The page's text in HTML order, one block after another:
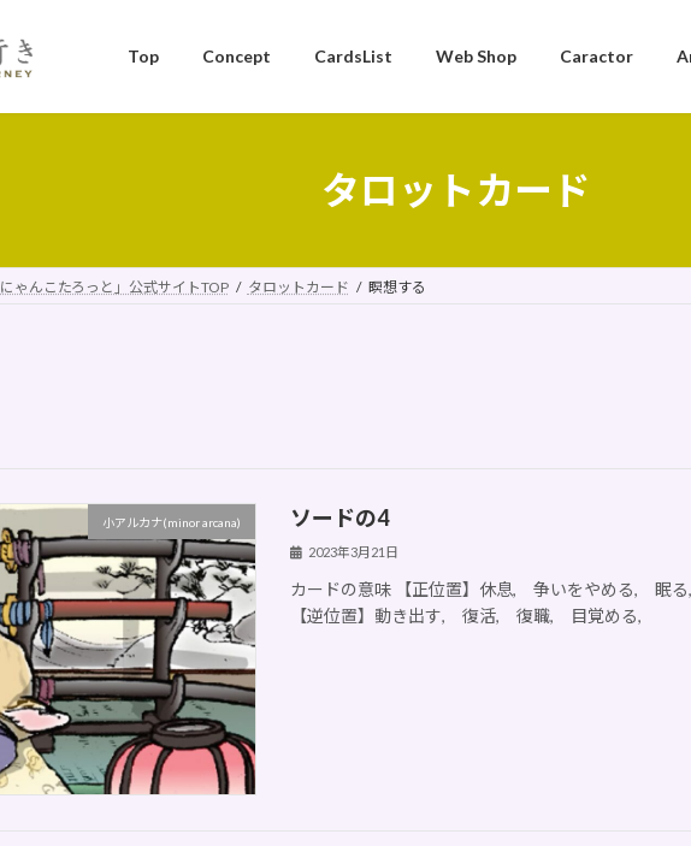
Top Concept CardsList Web Shop Caractor
タロットカード
ゃんこたろっと」公式サイトTOP タロットカード 瞑想する
小アルカナ(minor arcana) ソードの4
2023年3月21日
カードの意味 【正位置】休息, 争いをやめる,
【逆位置】動き出す, 復活, 復職, 目覚める,